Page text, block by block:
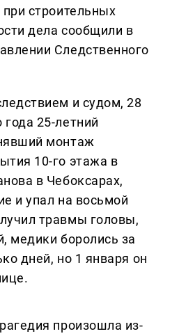
строительных
дела сообщили в
Следственного
и судом, 28
25-летний
монтаж
10-го этажа в
в Чебоксарах,
и упал на восьмой
травмы головы,
медики боролись за
дней, но 1 января он
произошла из-